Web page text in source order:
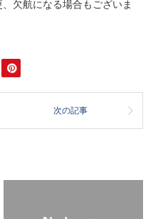
欠航になる場合もございま
次の記事